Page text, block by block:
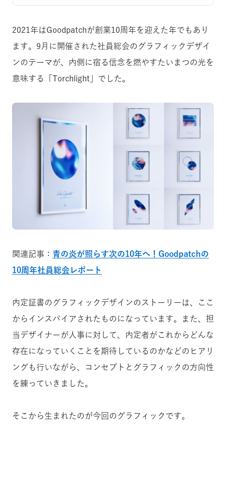
2021年はGoodpatchが創業10周年を迎えた年でもあり
ます。9月に開催された社員総会のグラフィックデザイ
ンのテーマが、内側に宿る信念を燃やすたいまつの光を
意味する「Torchlight」でした。
関連記事： 青の炎が照らす次の10年へ！Goodpatchの
10周年社員総会レポート
内定証書のグラフィックデザインのストーリーは、ここ
からインスパイアされたものになっています。また、担
当デザイナーが人事に対して、内定者がこれからどんな
存在になっていくことを期待しているのかなどのヒアリ
ングも行いながら、コンセプトとグラフィックの方向性
を練っていきました。
そこから生まれたのが今回のグラフィックです。